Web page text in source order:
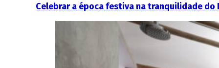
Celebrar a época festiva na tranquilidade do